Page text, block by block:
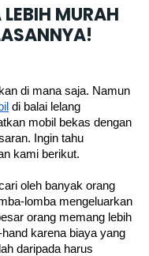
MURAH
di mana saja. Namun
di balai lelang
mobil bekas dengan
Ingin tahu
kami berikut.
oleh banyak orang
lomba mengeluarkan
orang memang lebih
karena biaya yang
daripada harus